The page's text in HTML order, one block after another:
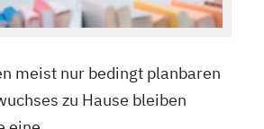
meist nur bedingt planbaren
zu Hause bleiben